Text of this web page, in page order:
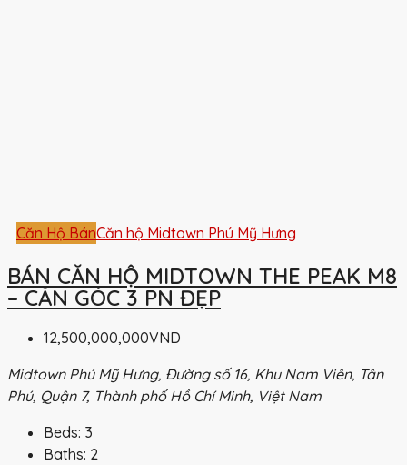
Căn Hộ BánCăn hộ Midtown Phú Mỹ Hưng
BÁN CĂN HỘ MIDTOWN THE PEAK M8
– CĂN GÓC 3 PN ĐẸP
12,500,000,000VND
Midtown Phú Mỹ Hưng, Đường số 16, Khu Nam Viên, Tân
Phú, Quận 7, Thành phố Hồ Chí Minh, Việt Nam
Beds: 3
Baths: 2